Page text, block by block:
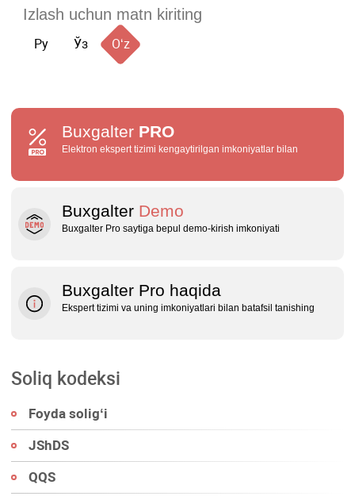
Ру Ўз Oʻz
Buxgalter PRO
Elektron ekspert tizimi kengaytirilgan imkoniyatlar bilan
Buxgalter Demo
Buxgalter Pro saytiga bepul demo‑kirish imkoniyati
Buxgalter Pro haqida
Ekspert tizimi va uning imkoniyatlari bilan batafsil tanishing
Soliq kodeksi
Foyda soligʻi
JShDS
QQS